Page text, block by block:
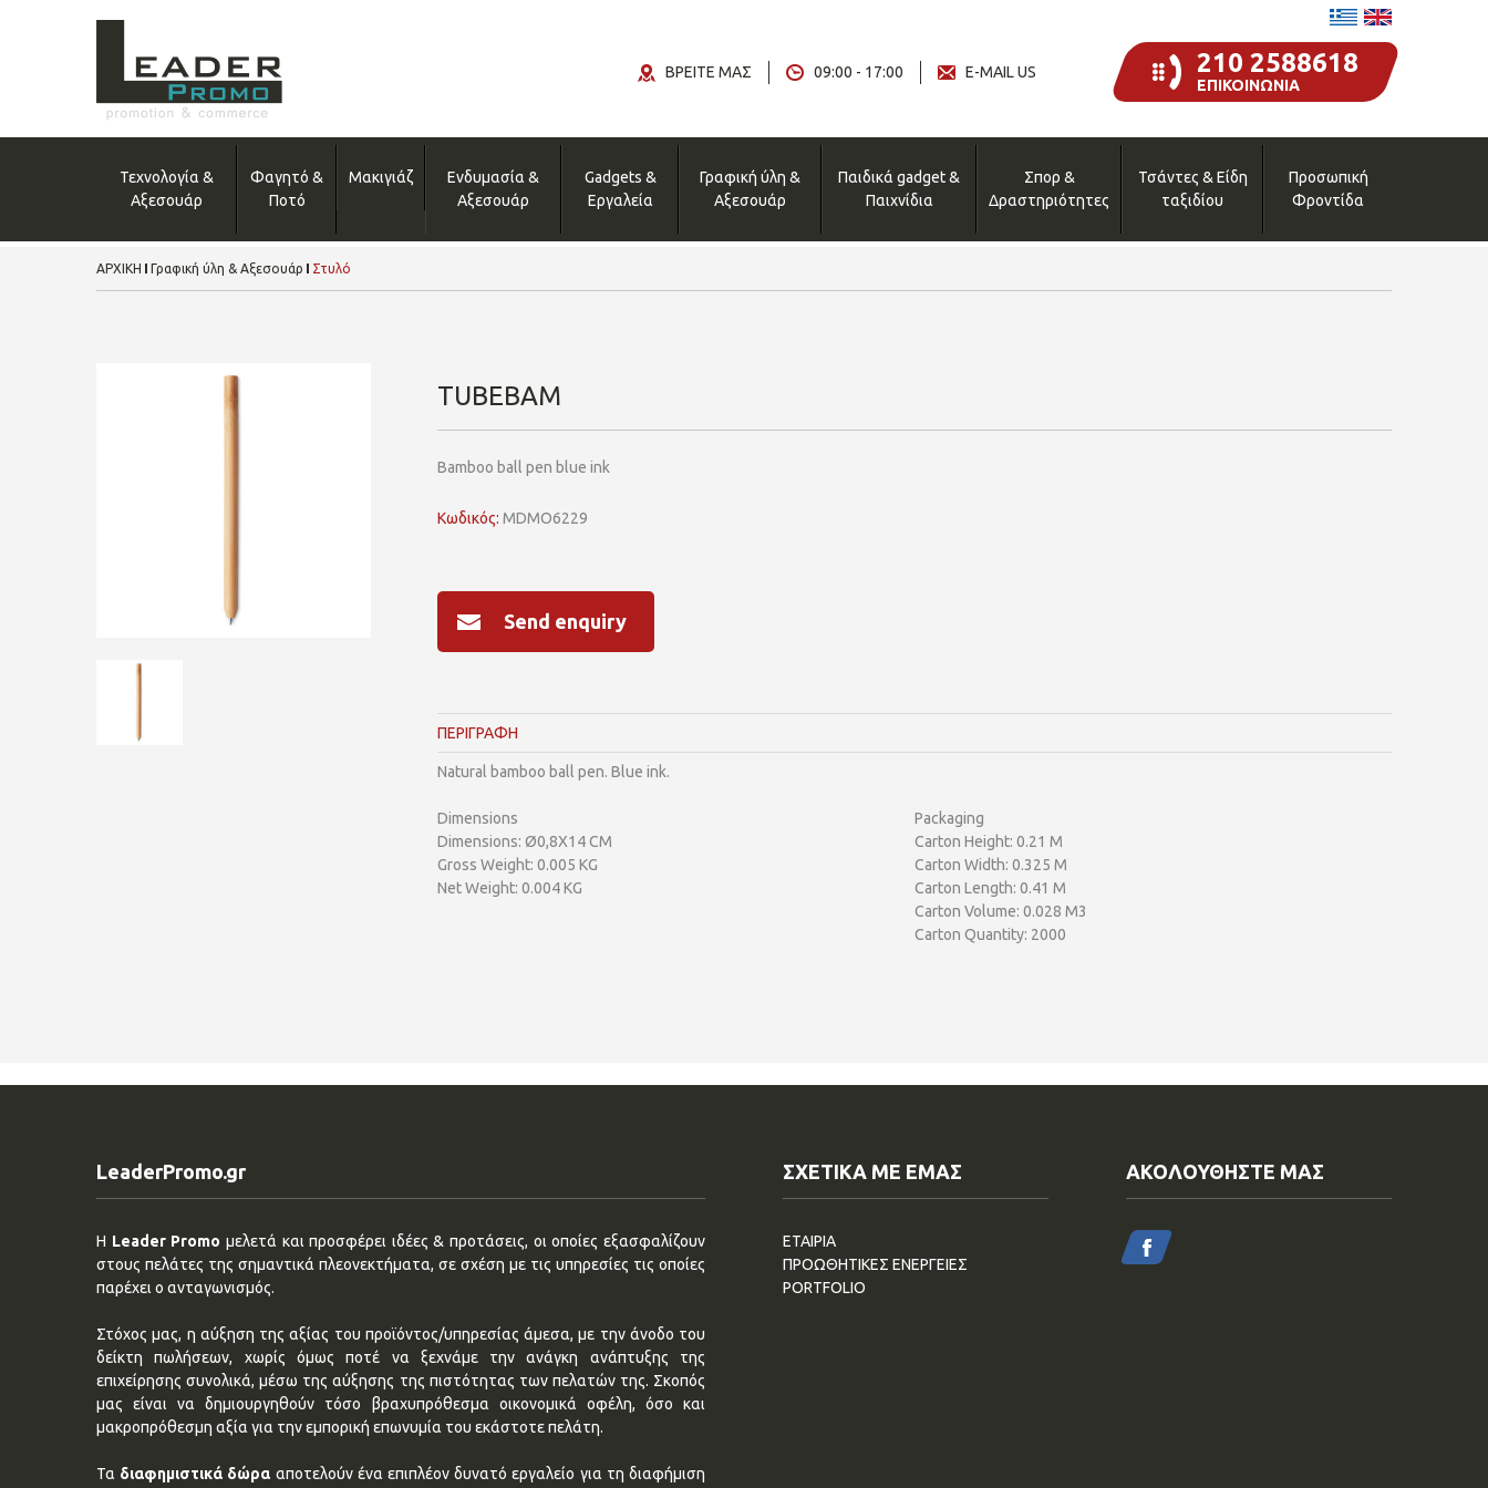
210 2588618
ΕΠΙΚΟΙΝΩΝΙΑ
E-MAIL US
09:00 - 17:00
ΒΡΕΙΤΕ ΜΑΣ
Τεχνολογία &
Αξεσουάρ
Φαγητό &
Ποτό
Μακιγιάζ
Ενδυμασία &
Αξεσουάρ
Gadgets &
Εργαλεία
Γραφική ύλη &
Αξεσουάρ
Παιδικά gadget &
Παιχνίδια
Σπορ &
Δραστηριότητες
Τσάντες & Είδη
ταξιδίου
Προσωπική
Φροντίδα
ΑΡΧΙΚΗ Γραφική ύλη & Αξεσουάρ Στυλό
TUBEBAM
Bamboo ball pen blue ink
Κωδικός: MDMO6229
Send enquiry
ΠΕΡΙΓΡΑΦΗ
Natural bamboo ball pen. Blue ink.
Dimensions
Dimensions: Ø0,8X14 CM
Gross Weight: 0.005 KG
Net Weight: 0.004 KG
Packaging
Carton Height: 0.21 M
Carton Width: 0.325 M
Carton Length: 0.41 M
Carton Volume: 0.028 M3
Carton Quantity: 2000
LeaderPromo.gr
Η Leader Promo μελετά και προσφέρει ιδέες & προτάσεις, οι οποίες εξασφαλίζουν
στους πελάτες της σημαντικά πλεονεκτήματα, σε σχέση με τις υπηρεσίες τις οποίες
παρέχει ο ανταγωνισμός.
Στόχος μας, η αύξηση της αξίας του προϊόντος/υπηρεσίας άμεσα, με την άνοδο του
δείκτη πωλήσεων, χωρίς όμως ποτέ να ξεχνάμε την ανάγκη ανάπτυξης της
επιχείρησης συνολικά, μέσω της αύξησης της πιστότητας των πελατών της. Σκοπός
μας είναι να δημιουργηθούν τόσο βραχυπρόθεσμα οικονομικά οφέλη, όσο και
μακροπρόθεσμη αξία για την εμπορική επωνυμία του εκάστοτε πελάτη.
Τα διαφημιστικά δώρα αποτελούν ένα επιπλέον δυνατό εργαλείο για τη διαφήμιση
ΣΧΕΤΙΚΑ ΜΕ ΕΜΑΣ
ΕΤΑΙΡΙΑ
ΠΡΟΩΘΗΤΙΚΕΣ ΕΝΕΡΓΕΙΕΣ
PORTFOLIO
ΑΚΟΛΟΥΘΗΣΤΕ ΜΑΣ